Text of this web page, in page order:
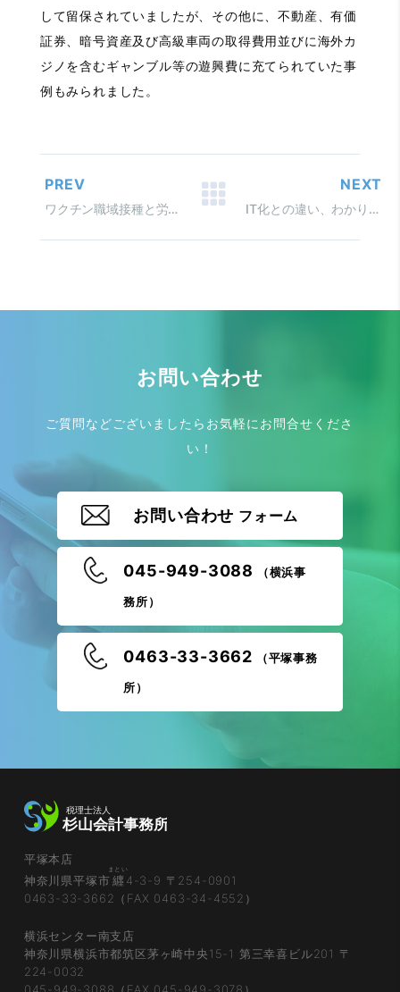
して留保されていましたが、その他に、不動産、有価
証券、暗号資産及び高級車両の取得費用並びに海外カ
ジノを含むギャンブル等の遊興費に充てられていた事
例もみられました。
PREV
ワクチン職域接種と労働時間
NEXT
IT化との違い、わかりますか？ DXって何のこと？
お問い合わせ
ご質問などございましたらお気軽にお問合せくださ
い！
お問い合わせ フォーム
045-949-3088 （横浜事
務所）
0463-33-3662 （平塚事務
所）
平塚本店
神奈川県平塚市纒
まとい
4-3-9 〒254-0901
0463-33-3662（FAX 0463-34-4552）
横浜センター南支店
神奈川県横浜市都筑区茅ヶ崎中央15-1 第三幸喜ビル201 〒
224-0032